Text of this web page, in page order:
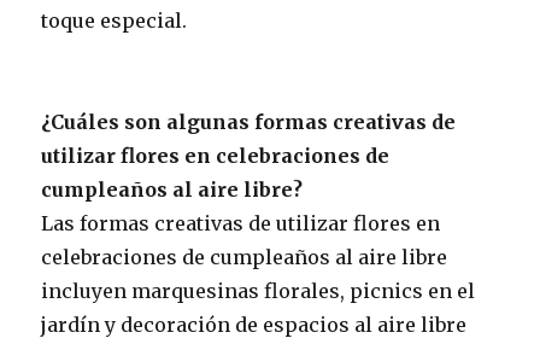
toque especial.
¿Cuáles son algunas formas creativas de
utilizar flores en celebraciones de
cumpleaños al aire libre?
Las formas creativas de utilizar flores en
celebraciones de cumpleaños al aire libre
incluyen marquesinas florales, picnics en el
jardín y decoración de espacios al aire libre